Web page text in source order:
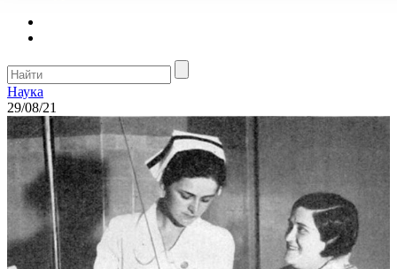
Наука
29/08/21